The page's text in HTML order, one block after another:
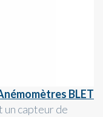
BLET
un capteur de